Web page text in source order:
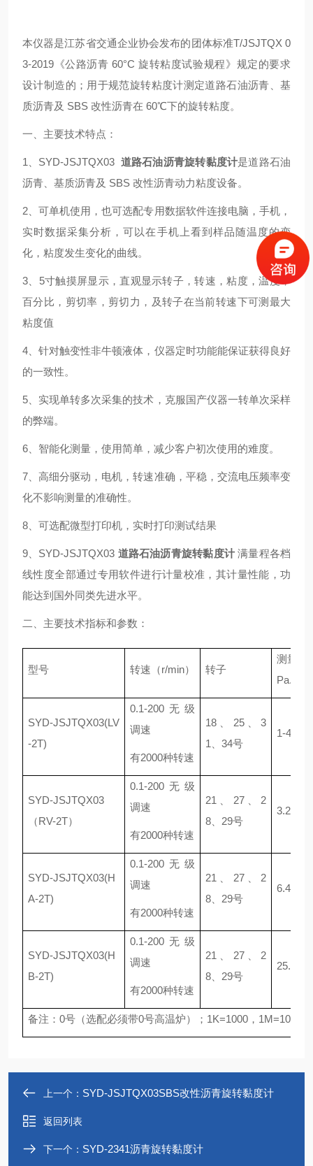
本仪器是江苏省交通企业协会发布的团体标准T/JSJTQX 0
3-2019《公路沥青 60°C 旋转粘度试验规程》规定的要求
设计制造的；用于规范旋转粘度计测定道路石油沥青、基
质沥青及 SBS 改性沥青在 60℃下的旋转粘度。
一、主要技术特点：
1、SYD-JSJTQX03 道路石油沥青旋转黏度计是道路石油
沥青、基质沥青及 SBS 改性沥青动力粘度设备。
2、可单机使用，也可选配专用数据软件连接电脑，手机，
实时数据采集分析，可以在手机上看到样品随温度的变
化，粘度发生变化的曲线。
3、5寸触摸屏显示，直观显示转子，转速，粘度，温度，
百分比，剪切率，剪切力，及转子在当前转速下可测最大
粘度值
4、针对触变性非牛顿液体，仪器定时功能能保证获得良好
的一致性。
5、实现单转多次采集的技术，克服国产仪器一转单次采样
的弊端。
6、智能化测量，使用简单，减少客户初次使用的难度。
7、高细分驱动，电机，转速准确，平稳，交流电压频率变
化不影响测量的准确性。
8、可选配微型打印机，实时打印测试结果
9、SYD-JSJTQX03 道路石油沥青旋转黏度计满量程各档
线性度全部通过专用软件进行计量校准，其计量性能，功
能达到国外同类先进水平。
二、主要技术指标和参数：
型号 转速（r/min） 转子
测量范
Pa.s
SYD-JSJTQX03(LV
-2T)
0.1-200无级
调速
有2000种转速
18、25、3
1、34号
1-4.8M
SYD-JSJTQX03
（RV-2T）
0.1-200无级
调速
有2000种转速
21、27、2
8、29号
3.2-
SYD-JSJTQX03(H
A-2T)
0.1-200无级
调速
有2000种转速
21、27、2
8、29号
6.4-
SYD-JSJTQX03(H
B-2T)
0.1-200无级
调速
有2000种转速
21、27、2
8、29号
25.6-
备注：0号（选配必须带0号高温炉）；1K=1000，
上一个： SYD-JSJTQX03SBS改性沥青旋转黏度计
返回列表
下一个： SYD-2341沥青旋转黏度计